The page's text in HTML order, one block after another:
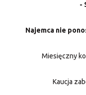
-
Najemca nie
Miesięczny
Kaucja